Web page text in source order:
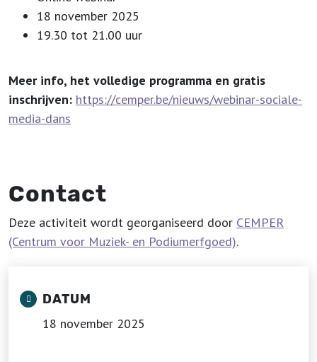
18 november 2025
19.30 tot 21.00 uur
Meer info, het volledige programma en gratis
inschrijven: https://cemper.be/nieuws/webinar-sociale-
media-dans
Contact
Deze activiteit wordt georganiseerd door CEMPER
(Centrum voor Muziek- en Podiumerfgoed).
DATUM
18 november 2025